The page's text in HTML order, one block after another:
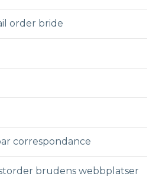
order bride
correspondance
brudens webbplatser